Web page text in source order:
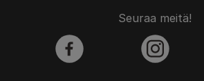
Seuraa meitä!
facebook instagram